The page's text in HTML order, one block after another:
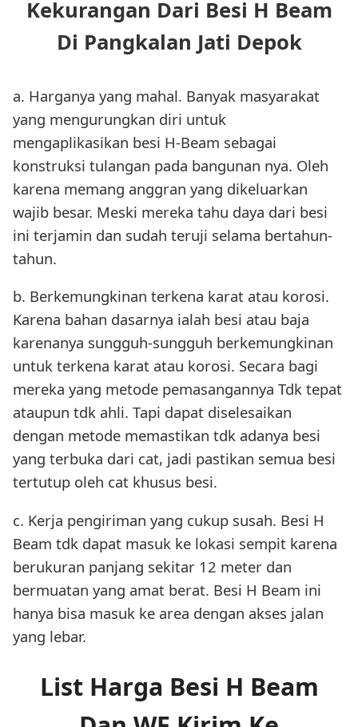
Kekurangan Dari Besi H Beam
Di Pangkalan Jati Depok
a. Harganya yang mahal. Banyak masyarakat
yang mengurungkan diri untuk
mengaplikasikan besi H-Beam sebagai
konstruksi tulangan pada bangunan nya. Oleh
karena memang anggran yang dikeluarkan
wajib besar. Meski mereka tahu daya dari besi
ini terjamin dan sudah teruji selama bertahun-
tahun.
b. Berkemungkinan terkena karat atau korosi.
Karena bahan dasarnya ialah besi atau baja
karenanya sungguh-sungguh berkemungkinan
untuk terkena karat atau korosi. Secara bagi
mereka yang metode pemasangannya Tdk tepat
ataupun tdk ahli. Tapi dapat diselesaikan
dengan metode memastikan tdk adanya besi
yang terbuka dari cat, jadi pastikan semua besi
tertutup oleh cat khusus besi.
c. Kerja pengiriman yang cukup susah. Besi H
Beam tdk dapat masuk ke lokasi sempit karena
berukuran panjang sekitar 12 meter dan
bermuatan yang amat berat. Besi H Beam ini
hanya bisa masuk ke area dengan akses jalan
yang lebar.
List Harga Besi H Beam